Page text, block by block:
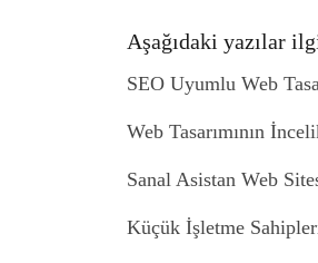
Aşağıdaki yazılar
SEO Uyumlu Web
Web Tasarımının
Sanal Asistan Web
Küçük İşletme